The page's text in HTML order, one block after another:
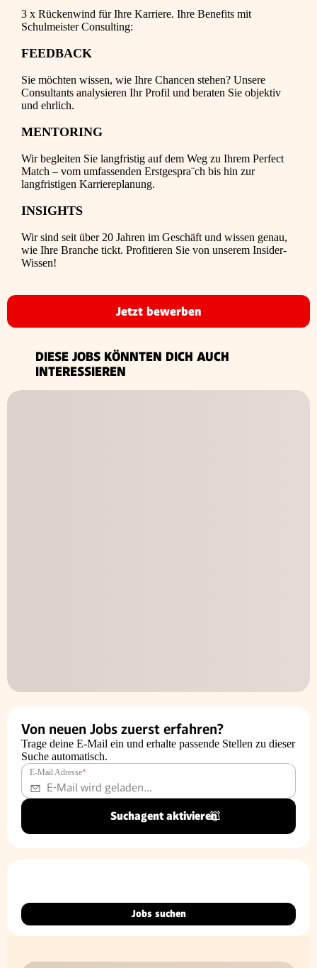
3 x Rückenwind für Ihre Karriere. Ihre Benefits mit
Schulmeister Consulting:
FEEDBACK
Sie möchten wissen, wie Ihre Chancen stehen? Unsere
Consultants analysieren Ihr Profil und beraten Sie objektiv
und ehrlich.
MENTORING
Wir begleiten Sie langfristig auf dem Weg zu Ihrem Perfect
Match – vom umfassenden Erstgespra¨ch bis hin zur
langfristigen Karriereplanung.
INSIGHTS
Wir sind seit über 20 Jahren im Geschäft und wissen genau,
wie Ihre Branche tickt. Profitieren Sie von unserem Insider-
Wissen!
Jetzt bewerben
DIESE JOBS KÖNNTEN DICH AUCH
INTERESSIEREN
Von neuen Jobs zuerst erfahren?
Trage deine E-Mail ein und erhalte passende Stellen zu dieser
Suche automatisch.
E-Mail Adresse*
Suchagent aktivieren
Jobs suchen